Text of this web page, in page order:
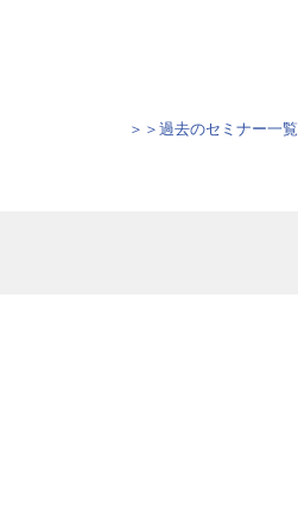
＞＞過去のセミナー一覧